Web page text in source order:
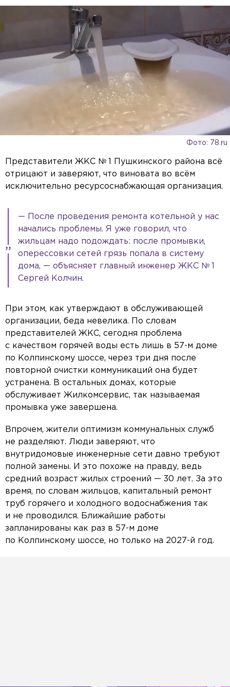
Фото: 78.ru
Представители ЖКС № 1 Пушкинского района всё
отрицают и заверяют, что виновата во всём
исключительно ресурсоснабжающая организация.
— После проведения ремонта котельной у нас
начались проблемы. Я уже говорил, что
жильцам надо подождать: после промывки,
оперессовки сетей грязь попала в систему
дома, — объясняет главный инженер ЖКС № 1
Сергей Колчин.
При этом, как утверждают в обслуживающей
организации, беда невелика. По словам
представителей ЖКС, сегодня проблема
с качеством горячей воды есть лишь в 57-м доме
по Колпинскому шоссе, через три дня после
повторной очистки коммуникаций она будет
устранена. В остальных домах, которые
обслуживает Жилкомсервис, так называемая
промывка уже завершена.
Впрочем, жители оптимизм коммунальных служб
не разделяют. Люди заверяют, что
внутридомовые инженерные сети давно требуют
полной замены. И это похоже на правду, ведь
средний возраст жилых строений — 30 лет. За это
время, по словам жильцов, капитальный ремонт
труб горячего и холодного водоснабжения так
и не проводился. Ближайшие работы
запланированы как раз в 57-м доме
по Колпинскому шоссе, но только на 2027-й год.